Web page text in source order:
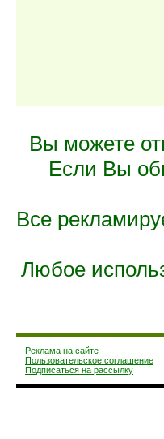
Вы можете
Если Вы
Все
Любое
Реклама на сайте
Пользовательское соглашение
Подписаться на рассылку